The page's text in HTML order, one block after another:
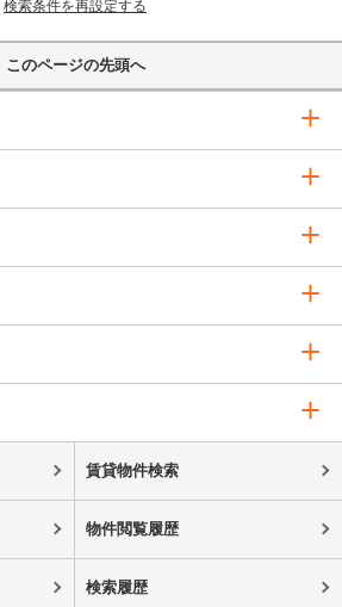
検索条件を再設定する
このページの先頭へ
賃貸物件検索
物件閲覧履歴
検索履歴